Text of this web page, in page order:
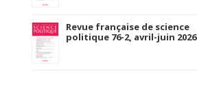
Revue française de science
politique 76-2, avril-juin 2026